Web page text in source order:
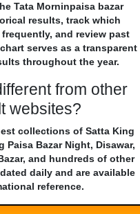
Tata Morninpaisa bazar
results, track which
and review past
serves as a transparent
throughout the year.
from other
websites?
collections of Satta King
Bazar Night, Disawar,
and hundreds of other
daily and are available
reference.